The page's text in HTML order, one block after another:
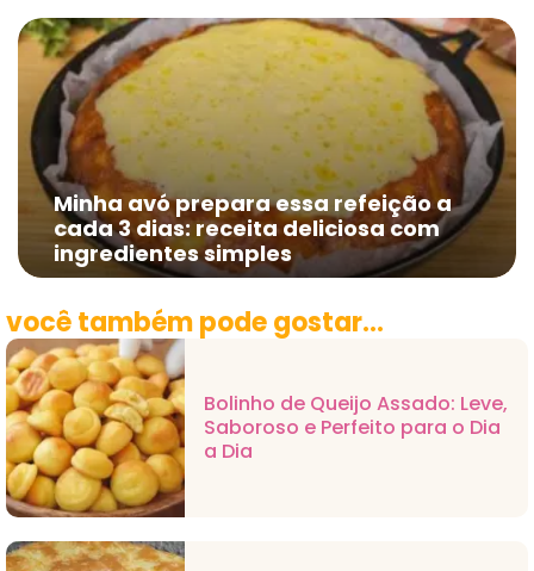
Minha avó prepara essa refeição a
cada 3 dias: receita deliciosa com
ingredientes simples
você também pode gostar...
Bolinho de Queijo Assado: Leve,
Saboroso e Perfeito para o Dia
a Dia